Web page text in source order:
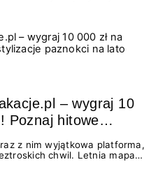
to coś więcej niż
teksturę,
na podniebieniu. Tego lata
tworząc unikalny projekt
– wygraj 10
Poznaj hitowe
z nim wyjątkowa platforma,
chwil. Letnia mapa
wyjazdów, przez